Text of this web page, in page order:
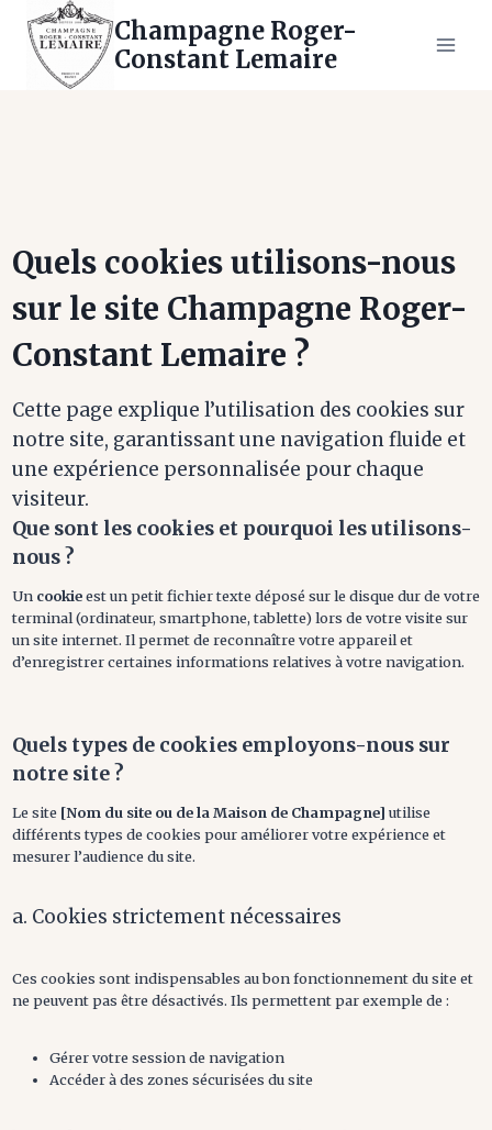
Skip
content
Champagne Roger-
Constant Lemaire
Quels cookies utilisons-nous
sur le site Champagne Roger-
Constant Lemaire ?
Cette page explique l’utilisation des cookies sur
notre site, garantissant une navigation fluide et
une expérience personnalisée pour chaque
visiteur.
Que sont les cookies et pourquoi les utilisons-
nous ?
Un cookieest un petit fichier texte déposé sur le disque dur de votre
terminal (ordinateur, smartphone, tablette) lors de votre visite sur
un site internet. Il permet de reconnaître votre appareil et
d’enregistrer certaines informations relatives à votre navigation.
Quels types de cookies employons-nous sur
notre site ?
Le site [Nom du site ou de la Maison de Champagne] utilise
différents types de cookies pour améliorer votre expérience et
mesurer l’audience du site.
a. Cookies strictement nécessaires
Ces cookies sont indispensables au bon fonctionnement du site et
ne peuvent pas être désactivés. Ils permettent par exemple de :
Gérer votre session de navigation
Accéder à des zones sécurisées du site